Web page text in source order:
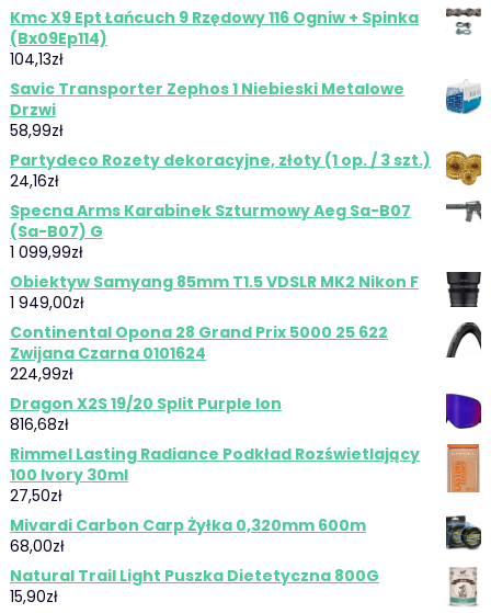
Kmc X9 Ept Łańcuch 9 Rzędowy 116 Ogniw + Spinka
(Bx09Ep114)
104,13zł
Savic Transporter Zephos 1 Niebieski Metalowe
Drzwi
58,99zł
Partydeco Rozety dekoracyjne, złoty (1 op. / 3 szt.)
24,16zł
Specna Arms Karabinek Szturmowy Aeg Sa-B07
(Sa-B07) G
1 099,99zł
Obiektyw Samyang 85mm T1.5 VDSLR MK2 Nikon F
1 949,00zł
Continental Opona 28 Grand Prix 5000 25 622
Zwijana Czarna 0101624
224,99zł
Dragon X2S 19/20 Split Purple Ion
816,68zł
Rimmel Lasting Radiance Podkład Rozświetlający
100 Ivory 30ml
27,50zł
Mivardi Carbon Carp Żyłka 0,320mm 600m
68,00zł
Natural Trail Light Puszka Dietetyczna 800G
15,90zł